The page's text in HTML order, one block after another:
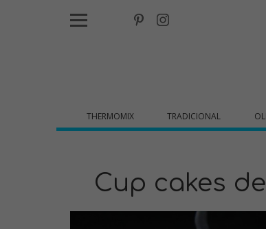
THERMOMIX TRADICIONAL
Cup cakes